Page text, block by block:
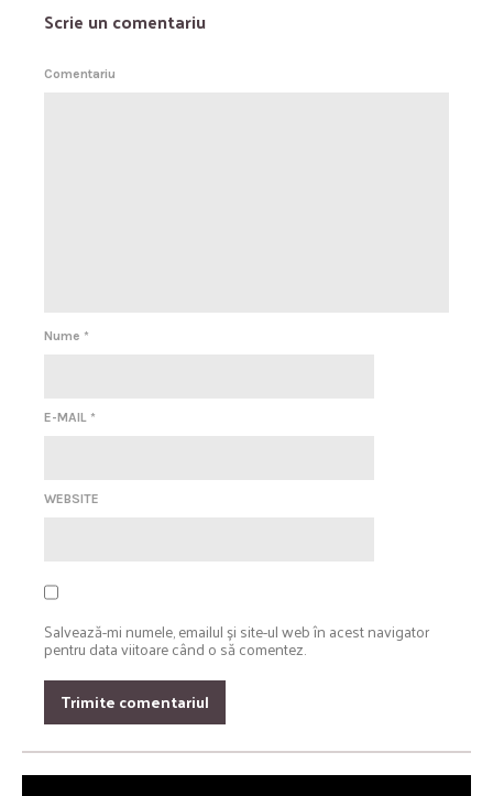
Scrie un comentariu
Comentariu
Nume *
E-MAIL *
WEBSITE
Salvează-mi numele, emailul și site-ul web în acest navigator
pentru data viitoare când o să comentez.